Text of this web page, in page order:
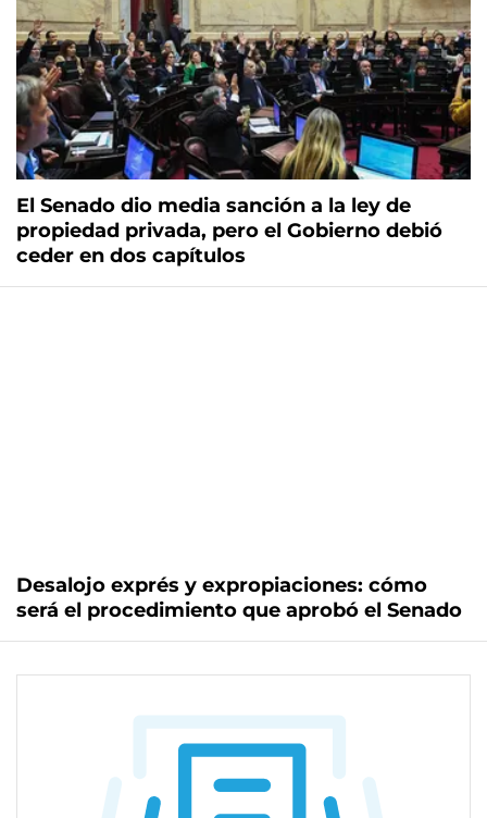
El Senado dio media sanción a la ley de
propiedad privada, pero el Gobierno debió
ceder en dos capítulos
Desalojo exprés y expropiaciones: cómo
será el procedimiento que aprobó el Senado